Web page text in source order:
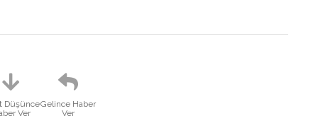
Düşünce
Ver
Gelince Haber
Ver